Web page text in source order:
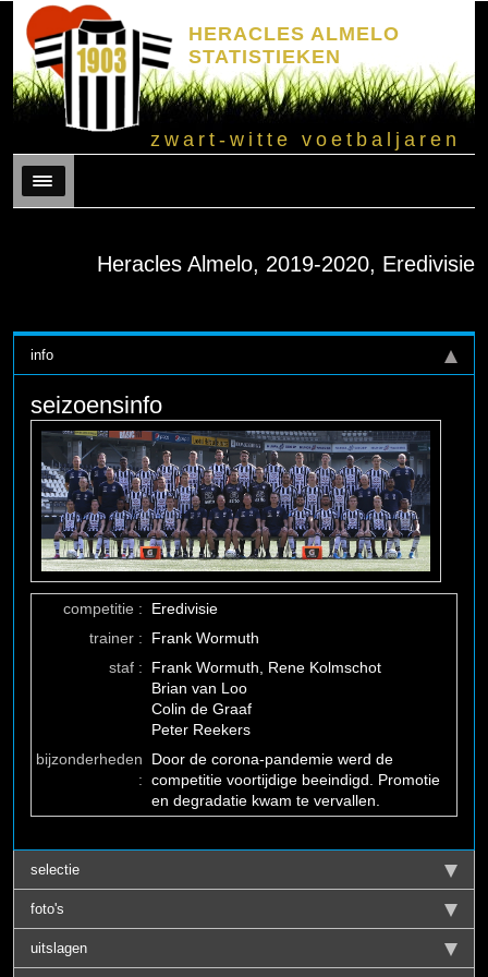
HERACLES ALMELO
STATISTIEKEN
zwart-witte voetbaljaren
Menu
Heracles Almelo, 2019-2020, Eredivisie
info
seizoensinfo
competitie :
Eredivisie
trainer :
Frank Wormuth
staf :
Frank Wormuth, Rene Kolmschot
Brian van Loo
Colin de Graaf
Peter Reekers
bijzonderheden
:
Door de corona-pandemie werd de
competitie voortijdige beeindigd. Promotie
en degradatie kwam te vervallen.
selectie
foto's
uitslagen